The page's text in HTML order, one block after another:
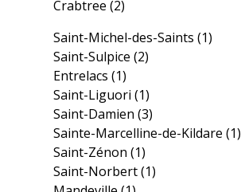
Crabtree(2)
Saint-Michel-des-Saints(1)
Saint-Sulpice(2)
Entrelacs(1)
Saint-Liguori(1)
Saint-Damien(3)
Sainte-Marcelline-de-Kildare(1)
Saint-Zénon(1)
Saint-Norbert(1)